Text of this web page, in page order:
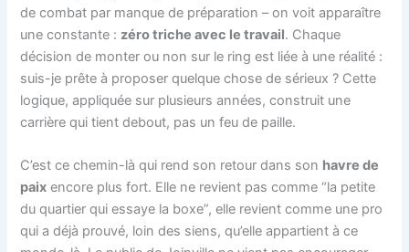
de combat par manque de préparation – on voit apparaître
une constante : zéro triche avec le travail. Chaque
décision de monter ou non sur le ring est liée à une réalité :
suis-je prête à proposer quelque chose de sérieux ? Cette
logique, appliquée sur plusieurs années, construit une
carrière qui tient debout, pas un feu de paille.
C’est ce chemin-là qui rend son retour dans son havre de
paix encore plus fort. Elle ne revient pas comme “la petite
du quartier qui essaye la boxe”, elle revient comme une pro
qui a déjà prouvé, loin des siens, qu’elle appartient à ce